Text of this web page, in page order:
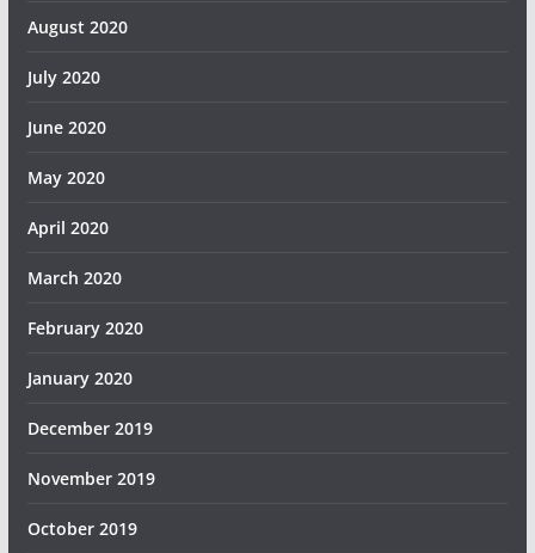
August 2020
July 2020
June 2020
May 2020
April 2020
March 2020
February 2020
January 2020
December 2019
November 2019
October 2019